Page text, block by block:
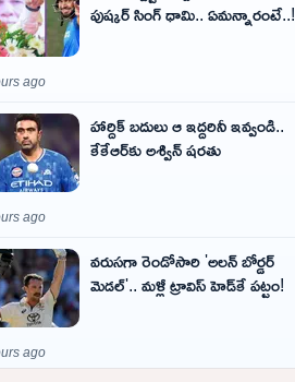
పుష్కర్ సింగ్ ధామి.. ఏమ‌న్నారంటే..!
ago
హార్దిక్ బదులు ఆ ఇద్దరినీ ఇవ్వండి..
కేకేఆర్‌కు అశ్విన్ షరతు
ago
వరుసగా రెండోసారి 'అలన్ బోర్డర్
మెడల్'.. మళ్లీ ట్రావిస్ హెడ్‌కే పట్టం!
ago